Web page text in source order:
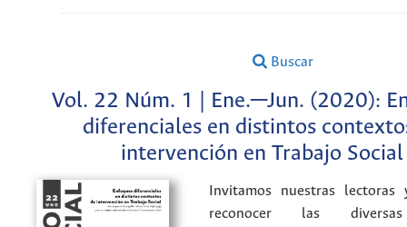
Buscar
Vol. 22 Núm. 1 | Ene.─Jun. (2020):
diferenciales en distintos
intervención en Trabajo Social
Invitamos nuestras
reconocer las